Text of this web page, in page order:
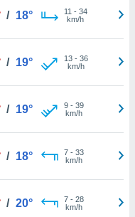
/ 18° 11 - 34
km/h
/ 19° 13- 36
km/h
/ 19° 9- 39
km/h
/ 18° 7- 33
km/h
/ 20° 7- 28
km/h